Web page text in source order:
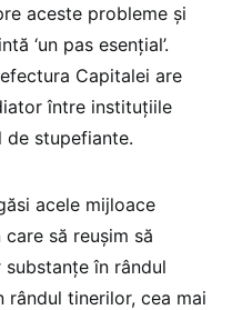
aceste probleme şi
‘un pas esenţial’.
Capitalei are
între instituţiile
de stupefiante.
acele mijloace
să reuşim să
în rândul
rândul tinerilor, cea mai